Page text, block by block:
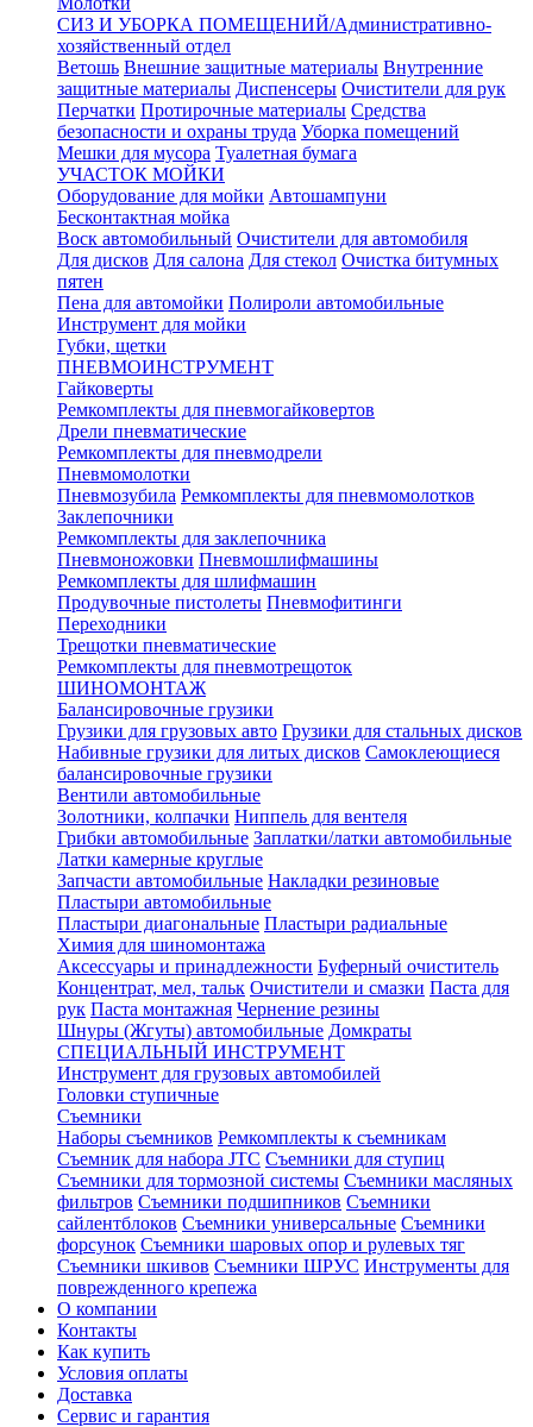
СИЗ И УБОРКА ПОМЕЩЕНИЙ/Административно-
хозяйственный отдел
Ветошь Внешние защитные материалы Внутренние
защитные материалы Диспенсеры Очистители для рук
Перчатки Протирочные материалы Средства
безопасности и охраны труда Уборка помещений
Мешки для мусора Туалетная бумага
УЧАСТОК МОЙКИ
Оборудование для мойки Автошампуни
Бесконтактная мойка
Воск автомобильный Очистители для автомобиля
Для дисков Для салона Для стекол Очистка битумных
пятен
Пена для автомойки Полироли автомобильные
Инструмент для мойки
Губки, щетки
ПНЕВМОИНСТРУМЕНТ
Гайковерты
Ремкомплекты для пневмогайковертов
Дрели пневматические
Ремкомплекты для пневмодрели
Пневмомолотки
Пневмозубила Ремкомплекты для пневмомолотков
Заклепочники
Ремкомплекты для заклепочника
Пневмоножовки Пневмошлифмашины
Ремкомплекты для шлифмашин
Продувочные пистолеты Пневмофитинги
Переходники
Трещотки пневматические
Ремкомплекты для пневмотрещоток
ШИНОМОНТАЖ
Балансировочные грузики
Грузики для грузовых авто Грузики для стальных дисков
Набивные грузики для литых дисков Самоклеющиеся
балансировочные грузики
Вентили автомобильные
Золотники, колпачки Ниппель для вентеля
Грибки автомобильные Заплатки/латки автомобильные
Латки камерные круглые
Запчасти автомобильные Накладки резиновые
Пластыри автомобильные
Пластыри диагональные Пластыри радиальные
Химия для шиномонтажа
Аксессуары и принадлежности Буферный очиститель
Концентрат, мел, тальк Очистители и смазки Паста для
рук Паста монтажная Чернение резины
Шнуры (Жгуты) автомобильные Домкраты
СПЕЦИАЛЬНЫЙ ИНСТРУМЕНТ
Инструмент для грузовых автомобилей
Головки ступичные
Съемники
Наборы съемников Ремкомплекты к съемникам
Съемник для набора JTC Съемники для ступиц
Съемники для тормозной системы Съемники масляных
фильтров Съемники подшипников Съемники
сайлентблоков Съемники универсальные Съемники
форсунок Съемники шаровых опор и рулевых тяг
Съемники шкивов Съемники ШРУС Инструменты для
поврежденного крепежа
О компании
Контакты
Как купить
Условия оплаты
Доставка
Сервис и гарантия